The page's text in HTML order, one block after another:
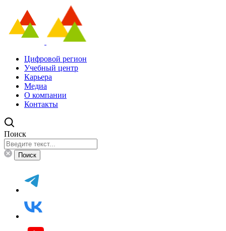
Цифровой регион
Учебный центр
Карьера
Медиа
О компании
Контакты
Поиск
Поиск